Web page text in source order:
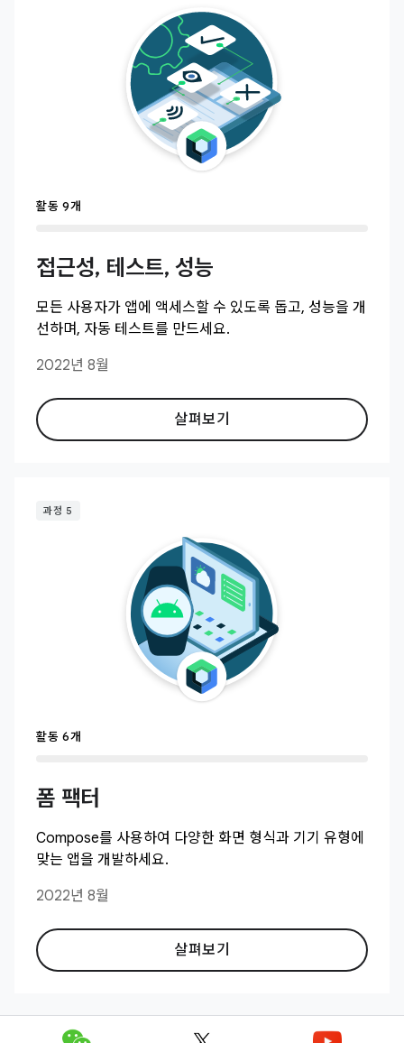
활동 9개
접근성, 테스트, 성능
모든 사용자가 앱에 액세스할 수 있도록 돕고, 성능을 개
선하며, 자동 테스트를 만드세요.
2022년 8월
살펴보기
과정 5
활동 6개
폼 팩터
Compose를 사용하여 다양한 화면 형식과 기기 유형에
맞는 앱을 개발하세요.
2022년 8월
살펴보기